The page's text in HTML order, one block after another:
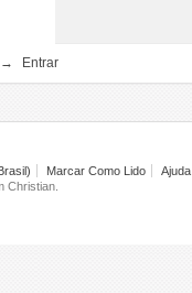
→ Entrar
Marcar Como Lido
Ajuda
Christian.